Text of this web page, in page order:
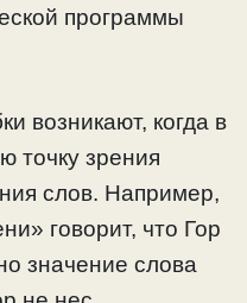
программы
возникают, когда в
точку зрения
слов. Например,
говорит, что Гор
значение слова